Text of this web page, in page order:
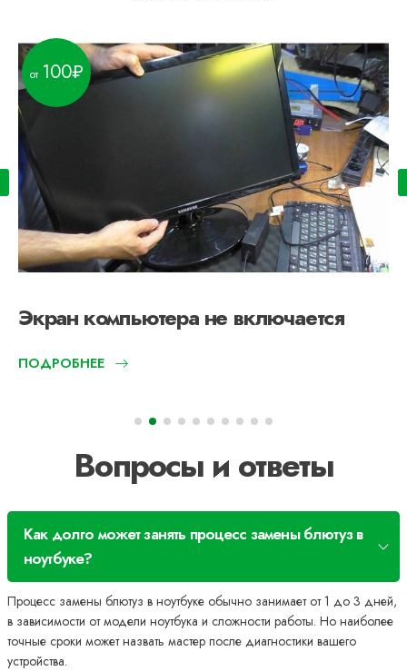
Экран компьютера не включается
100
ПОДРОБНЕЕ
Вопросы и ответы
Как долго может занять процесс замены блютуз в
ноутбуке?
Процесс замены блютуз в ноутбуке обычно занимает от 1 до 3 дней,
в зависимости от модели ноутбука и сложности работы. Но наиболее
точные сроки может назвать мастер после диагностики вашего
устройства.